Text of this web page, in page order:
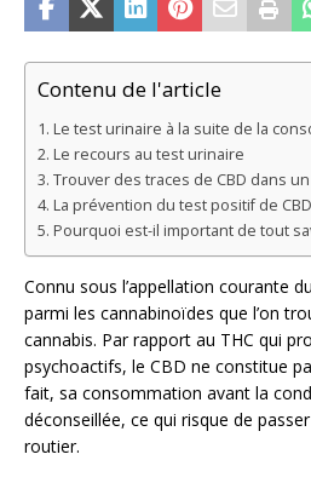
Contenu de l'article
Le test urinaire à la suite de la
Le recours au test urinaire
Trouver des traces de CBD dans
La prévention du test positif de
Pourquoi est-il important de tout
Connu sous l’appellation courante
parmi les cannabinoïdes que l’on
cannabis. Par rapport au THC qui
psychoactifs, le CBD ne constitue
fait, sa consommation avant la
déconseillée, ce qui risque de
routier.